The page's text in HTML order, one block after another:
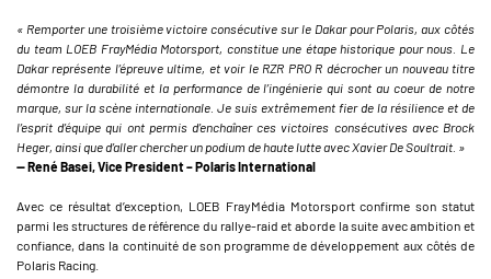
« Remporter une troisième victoire consécutive sur le Dakar pour Polaris, aux côtés
du team LOEB FrayMédia Motorsport, constitue une étape historique pour nous. Le
Dakar représente l’épreuve ultime, et voir le RZR PRO R décrocher un nouveau titre
démontre la durabilité et la performance de l’ingénierie qui sont au coeur de notre
marque, sur la scène internationale. Je suis extrêmement fier de la résilience et de
l’esprit d’équipe qui ont permis d’enchaîner ces victoires consécutives avec Brock
Heger, ainsi que d’aller chercher un podium de haute lutte avec Xavier De Soultrait. »
— René Basei, Vice President – Polaris International
Avec ce résultat d’exception, LOEB FrayMédia Motorsport confirme son statut
parmi les structures de référence du rallye-raid et aborde la suite avec ambition et
confiance, dans la continuité de son programme de développement aux côtés de
Polaris Racing.